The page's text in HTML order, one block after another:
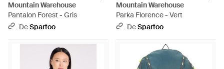
Mountain Warehouse
Pantalon Forest - Gris
DeSpartoo
Mountain Warehouse
Parka Florence - Vert
DeSpartoo